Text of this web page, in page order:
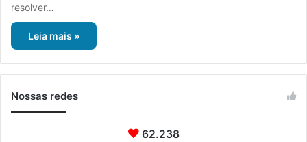
resolver…
Leia mais »
Nossas redes
62.238